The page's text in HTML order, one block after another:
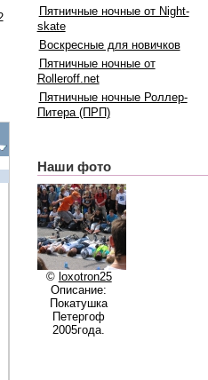
Пятничные ночные от Night-
skate
Воскресные для новичков
Пятничные ночные от
Rolleroff.net
Пятничные ночные Роллер-
Питера (ПРП)
Наши фото
© loxotron25
Описание:
Покатушка
Петергоф
2005года.